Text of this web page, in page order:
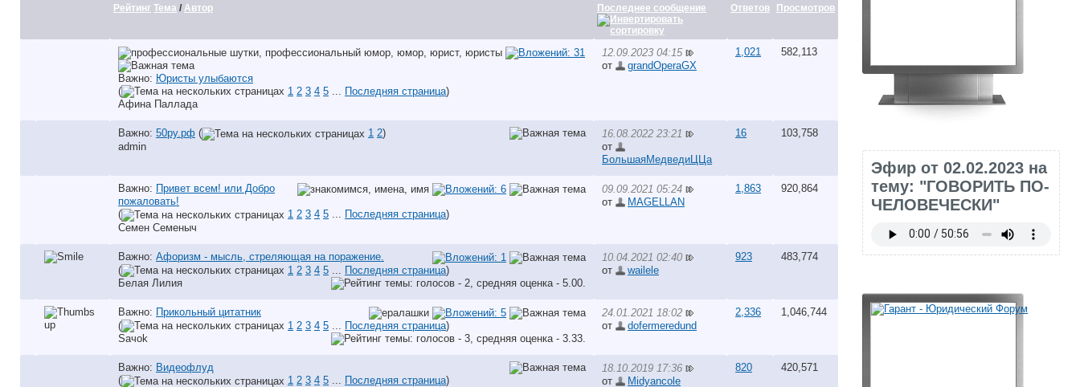
Рейтинг Тема / Автор Последнее сообщение Ответов Просмотров
Важно: Юристы улыбаются
(
1 2 3 4 5 Последняя страница)
Афина Паллада
12.09.2023 04:15
от
grandOperaGX
1,021 582,113
Важно: 50ру.рф ( 1 2)
аdmin
16.08.2022 23:21
от
БольшаяМедведиЦЦа
16 103,758
Важно: Привет всем! или Добро
пожаловать!
(
1 2 3 4 5 ... Последняя страница)
Семен Семеныч
09.09.2021 05:24
от
MAGELLAN
1,863 920,864
Важно: Афоризм - мысль, стреляющая на поражение.
(
1 2 3 4 5 Последняя страница)
Белая Лилия
10.04.2021 02:40
от
wailele
923 483,774
Важно: Прикольный цитатник
(
1 2 3 4 5 Последняя страница)
Saчok
24.01.2021 18:02
от
dofermeredund
2,336 1,046,744
Важно: Видеофлуд
(
1 2 3 4 5 ... Последняя страница)
18.10.2019 17:36
от
Midyancole
820 420,571
Эфир от 02.02.2023 на
тему: "ГОВОРИТЬ ПО-
ЧЕЛОВЕЧЕСКИ"